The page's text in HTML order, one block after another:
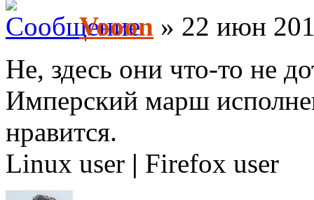
Vooon » 22 июн
Не, здесь они что-то не
Имперский марш
нравится.
Linux user | Firefox user